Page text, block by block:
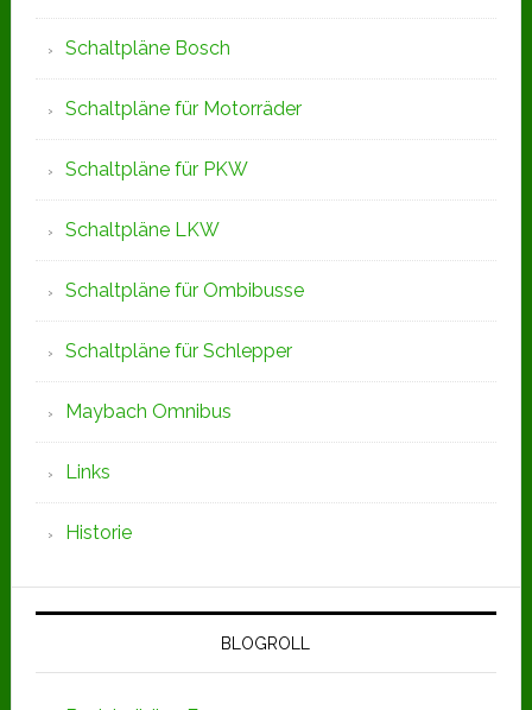
Schaltpläne Bosch
Schaltpläne für Motorräder
Schaltpläne für PKW
Schaltpläne LKW
Schaltpläne für Ombibusse
Schaltpläne für Schlepper
Maybach Omnibus
Links
Historie
BLOGROLL